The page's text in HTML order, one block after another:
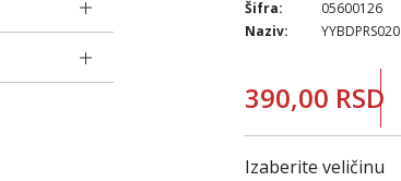
Šifra:
05600126
Naziv:
YYBDPRS020
390,00 RSD
Izaberite veličinu